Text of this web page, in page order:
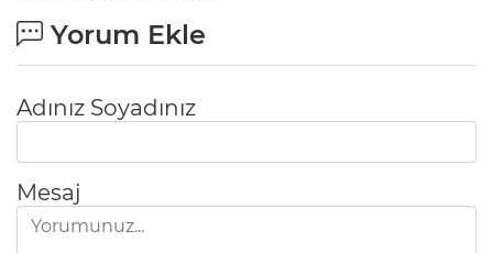
Yorum Ekle
Adınız Soyadınız
Mesaj